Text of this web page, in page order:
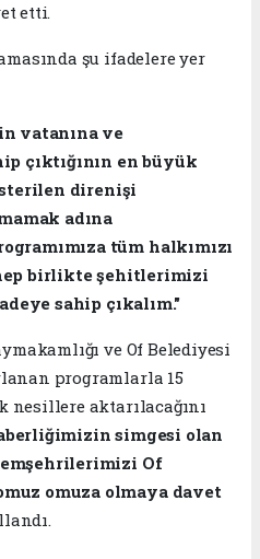
etti.
şu ifadelere yer
vatanına ve
çıktığının en büyük
direnişi
adına
tüm halkımızı
birlikte şehitlerimizi
sahip çıkalım."
ve Of Belediyesi
programlarla 15
nesillere aktarılacağını
simgesi olan
Of
omuza olmaya davet